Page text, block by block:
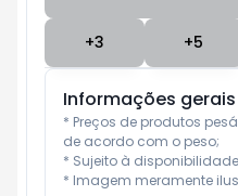
+3 +5
Informações gerais
* Preços de produtos
de acordo com o peso;
* Sujeito à
* Imagem meramente